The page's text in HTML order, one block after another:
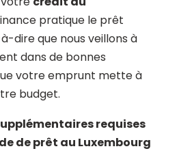
pratique le prêt
dire que nous veillons à
dans de bonnes
votre emprunt mette à
budget.
requises
de prêt au Luxembourg